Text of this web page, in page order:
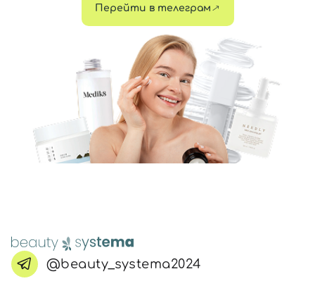
Перейти в телеграм
@beauty_systema2024